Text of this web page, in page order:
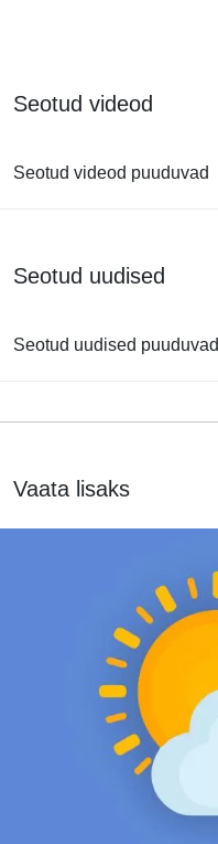
Seotud videod
Seotud videod puuduvad
Seotud uudised
Seotud uudised puuduvad
Vaata lisaks